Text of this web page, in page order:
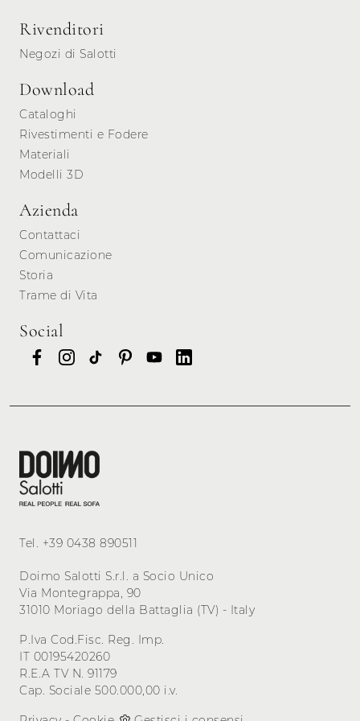
Rivenditori
Negozi di Salotti
Download
Cataloghi
Rivestimenti e Fodere
Materiali
Modelli 3D
Azienda
Contattaci
Comunicazione
Storia
Trame di Vita
Social
Tel. +39 0438 890511
Doimo Salotti S.r.l. a Socio Unico
Via Montegrappa, 90
31010 Moriago della Battaglia (TV) - Italy
P.Iva Cod.Fisc. Reg. Imp.
IT 00195420260
R.E.A TV N. 91179
Cap. Sociale 500.000,00 i.v.